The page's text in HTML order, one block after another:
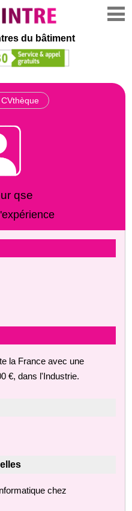
du bâtiment
qse
la France avec une
€, dans l'Industrie.
chez